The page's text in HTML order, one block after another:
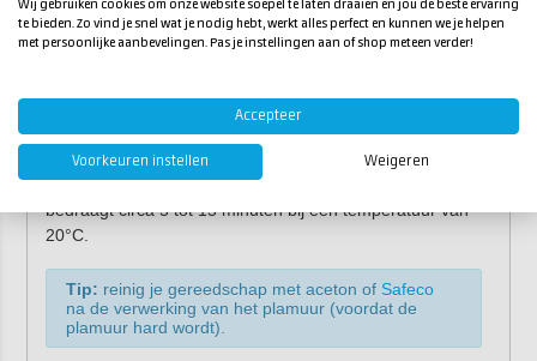
Verwerking
basiscomponent van het polyester fijnplamuur met circa
3% van de bijgeleverde verharder. Maak de plamuur aan
op eenplamuur mengbord
en verwerk deze met
eenplamuurmesof eenJapanspachtel
bedraagt circa 5 tot 15 minuten bij een temperatuur van
20°C.
Tip: reinig je gereedschap met aceton of Safeco
na de verwerking van het plamuur (voordat de
plamuur hard wordt).
Wij gebruiken cookies om onze website soepel te laten draaien en jou de beste ervaring
te bieden. Zo vind je snel wat je nodig hebt, werkt alles perfect en kunnen we je helpen
met persoonlijke aanbevelingen. Pas je instellingen aan of shop meteen verder!
Accepteer
Voorkeuren instellen Weigeren